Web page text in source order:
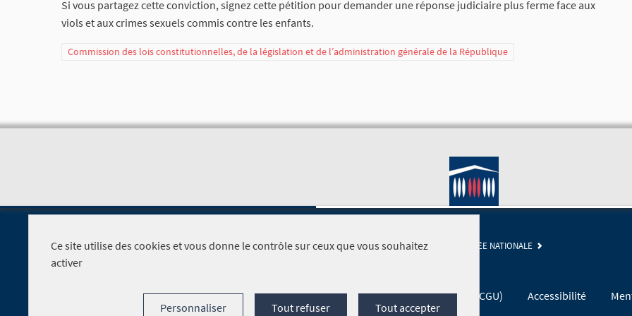
Si vous partagez cette conviction, signez cette pétition pour demander une réponse judiciaire plus ferme face aux
viols et aux crimes sexuels commis contre les enfants.
Commission des lois constitutionnelles, de la législation et de l’administration générale de la République
SITE DE L'ASSEMBLÉE NATIONALE
Foire aux questions Conditions générales d'utilisation (CGU) Accessibilité
Ce site utilise des cookies et vous donne le contrôle sur ceux que vous souhaitez
activer
Tout accepter
Tout refuser
Personnaliser